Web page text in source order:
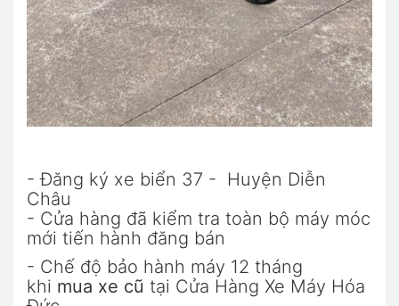
- Đăng ký xe biển 37 - Huyện Diễn
Châu
- Cửa hàng đã kiểm tra toàn bộ máy móc
mới tiến hành đăng bán
- Chế độ bảo hành máy 12 tháng
khi mua xe cũ tại Cửa Hàng Xe Máy Hóa